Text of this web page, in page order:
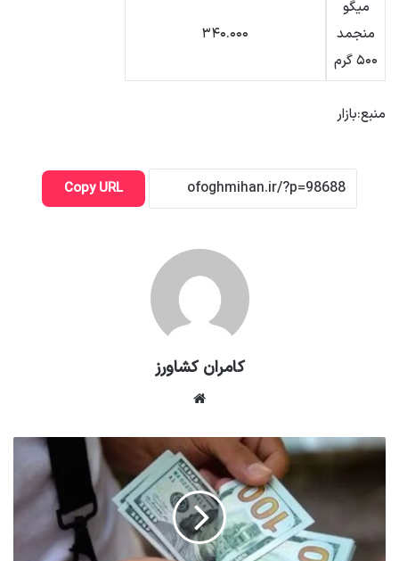
میگو
منجمد
۵۰۰ گرم
۳۴۰.۰۰۰
منبع:بازار
Copy URL
کامران کشاورز